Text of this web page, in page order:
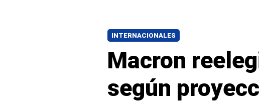
INTERNACIONALES
Macron
según